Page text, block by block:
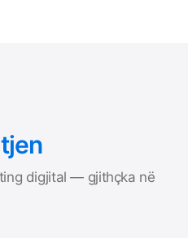
digjital — gjithçka në